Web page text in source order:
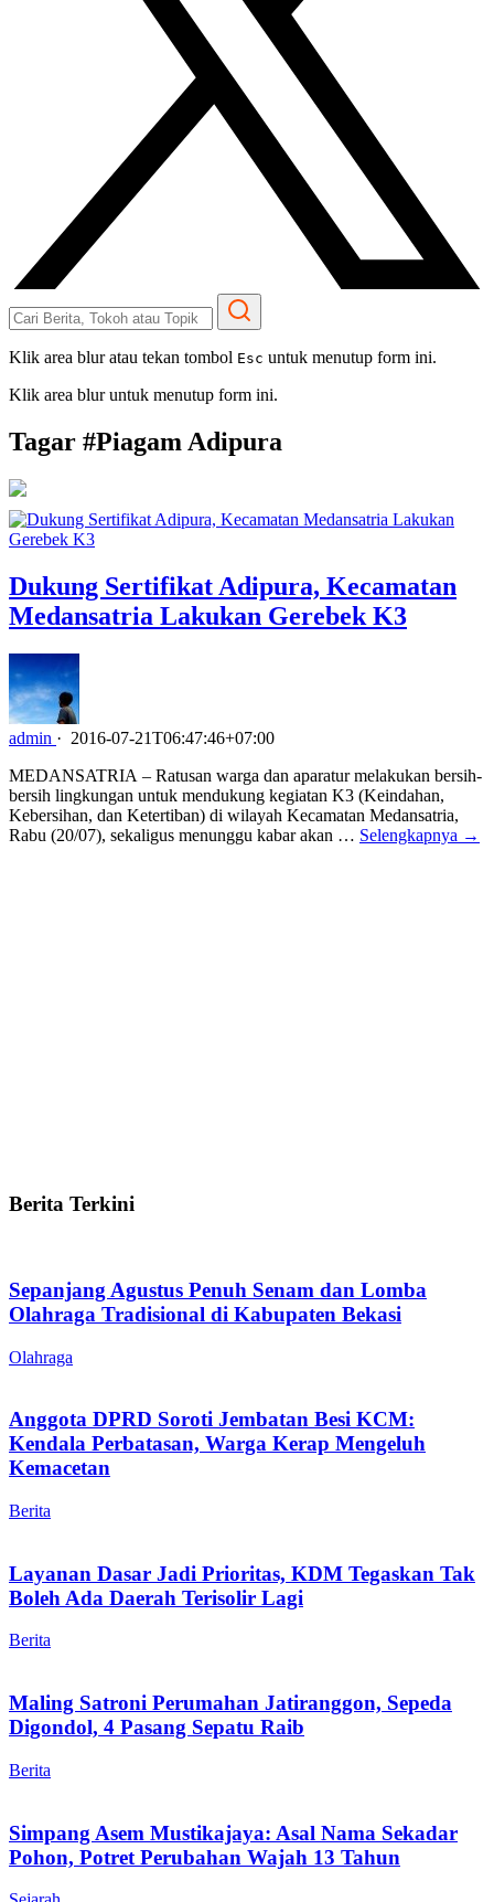
Klik area blur atau tekan tombol Esc untuk menutup form ini.
Klik area blur untuk menutup form ini.
Tagar #Piagam Adipura
Dukung Sertifikat Adipura, Kecamatan
Medansatria Lakukan Gerebek K3
admin · 2016-07-21T06:47:46+07:00
MEDANSATRIA – Ratusan warga dan aparatur melakukan bersih-
bersih lingkungan untuk mendukung kegiatan K3 (Keindahan,
Kebersihan, dan Ketertiban) di wilayah Kecamatan Medansatria,
Rabu (20/07), sekaligus menunggu kabar akan … Selengkapnya →
Berita Terkini
Sepanjang Agustus Penuh Senam dan Lomba
Olahraga Tradisional di Kabupaten Bekasi
Olahraga
Anggota DPRD Soroti Jembatan Besi KCM:
Kendala Perbatasan, Warga Kerap Mengeluh
Kemacetan
Berita
Layanan Dasar Jadi Prioritas, KDM Tegaskan Tak
Boleh Ada Daerah Terisolir Lagi
Berita
Maling Satroni Perumahan Jatiranggon, Sepeda
Digondol, 4 Pasang Sepatu Raib
Berita
Simpang Asem Mustikajaya: Asal Nama Sekadar
Pohon, Potret Perubahan Wajah 13 Tahun